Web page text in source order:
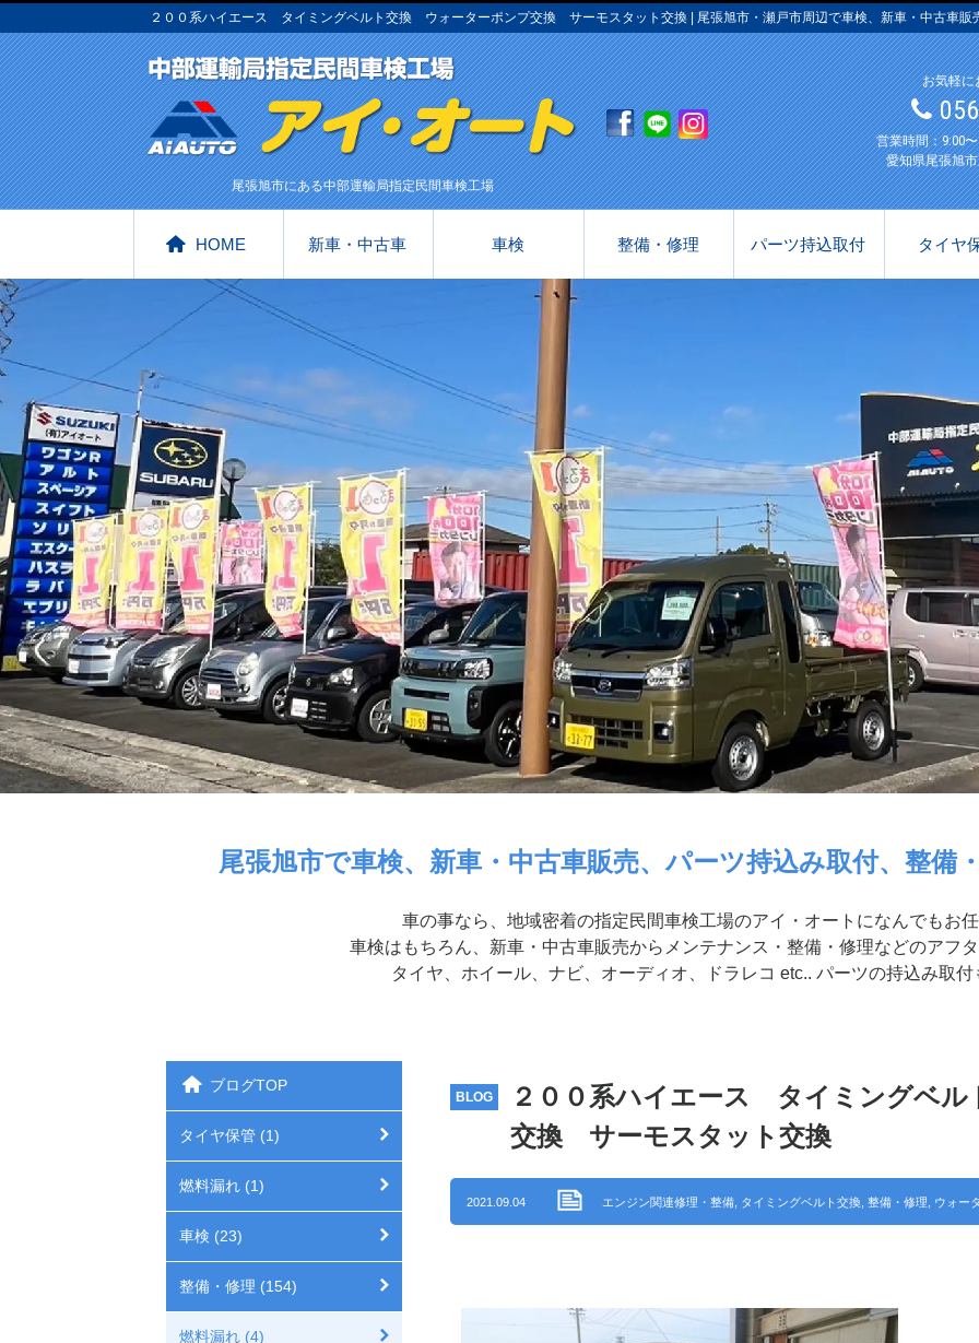
２００系ハイエース タイミングベルト交換 ウォーターポンプ交換 サーモスタット交換 | 尾張旭市・瀬戸市周辺で車検、新車・中古車
尾張旭市にある中部運輸局指定民間車検工場
お気軽に
営業時間：9:00
愛知県尾張旭
HOME 新車・中古車 車検 整備・修理 パーツ持込取付 タイヤ
尾張旭市で車検、新車・中古車販売、パーツ持込み取付、整備
車の事なら、地域密着の指定民間車検工場のアイ・オートになんでもお
車検はもちろん、新車・中古車販売からメンテナンス・整備・修理などのアフ
タイヤ、ホイール、ナビ、オーディオ、ドラレコ etc.. パーツの持込み取付
２００系ハイエース タイミングベ
交換 サーモスタット交換
BLOG
2021.09.04 エンジン関連修理・整備 タイミングベルト交換 整備・修理 ウォー
ブログTOP
タイヤ保管 (1)
燃料漏れ (1)
車検 (23)
整備・修理 (154)
燃料漏れ (4)